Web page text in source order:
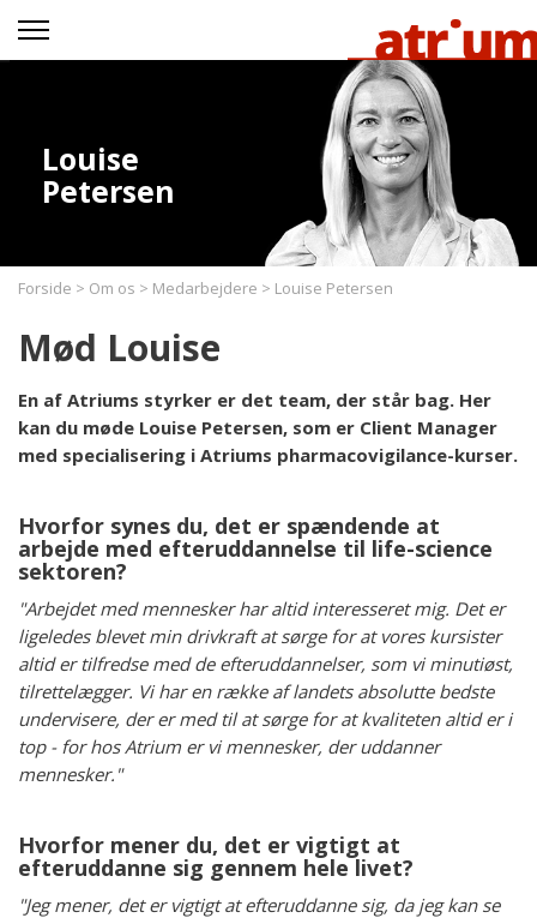
Louise
Petersen
Forside > Om os > Medarbejdere > Louise Petersen
Mød Louise
En af Atriums styrker er det team, der står bag. Her
kan du møde Louise Petersen, som er Client Manager
med specialisering i Atriums pharmacovigilance-kurser.
Hvorfor synes du, det er spændende at
arbejde med efteruddannelse til life-science
sektoren?
"Arbejdet med mennesker har altid interesseret mig. Det er
ligeledes blevet min drivkraft at sørge for at vores kursister
altid er tilfredse med de efteruddannelser, som vi minutiøst,
tilrettelægger. Vi har en række af landets absolutte bedste
undervisere, der er med til at sørge for at kvaliteten altid er i
top - for hos Atrium er vi mennesker, der uddanner
mennesker."
Hvorfor mener du, det er vigtigt at
efteruddanne sig gennem hele livet?
"Jeg mener, det er vigtigt at efteruddanne sig, da jeg kan se